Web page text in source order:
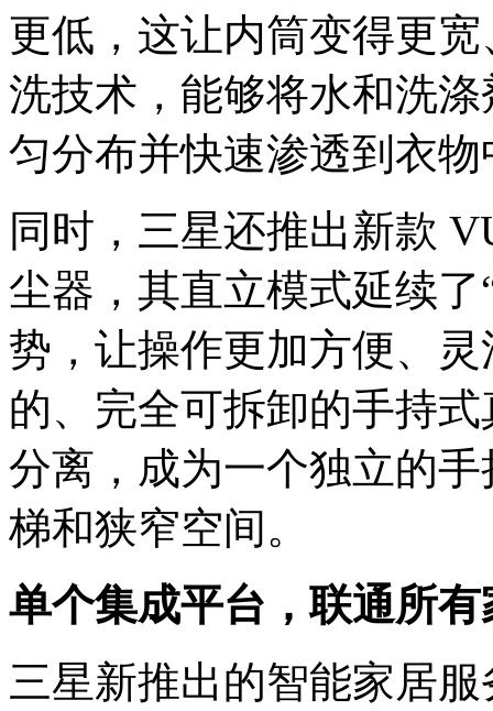
更低，这让内筒变得更
洗技术，能够将水和洗
匀分布并快速渗透到衣物
同时，三星还推出新款
尘器，其直立模式延续
势，让操作更加方便、
的、完全可拆卸的手持
分离，成为一个独立的
梯和狭窄空间。
单个集成平台，联通所
三星新推出的智能家居